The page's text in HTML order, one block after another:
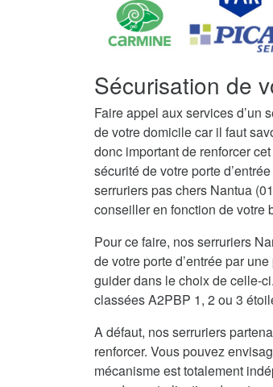
Sécurisation de
Faire appel aux services d’un
de votre domicile car il faut
donc important de renforcer
sécurité de votre porte
serruriers pas chers Nantua
conseiller en fonction de votre
Pour ce faire, nos serruriers
de votre porte d’entrée par
guider dans le choix de celle-
classées A2PBP 1, 2 ou 3
A défaut, nos serruriers
renforcer. Vous pouvez
mécanisme est totalement